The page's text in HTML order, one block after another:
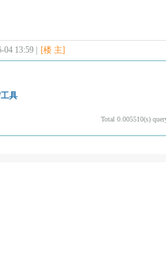
04 13:59 | [楼 主]
具
Total 0.005510(s)